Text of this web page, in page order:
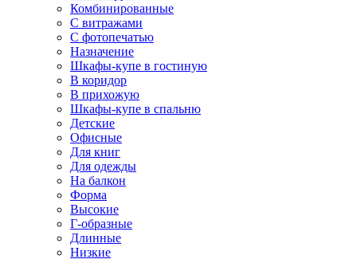
Комбинированные
С витражами
С фотопечатью
Назначение
Шкафы-купе в гостиную
В коридор
В прихожую
Шкафы-купе в спальню
Детские
Офисные
Для книг
Для одежды
На балкон
Форма
Высокие
Г-образные
Длинные
Низкие